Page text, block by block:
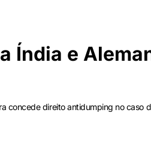
Índia e
concede direito antidumping no caso